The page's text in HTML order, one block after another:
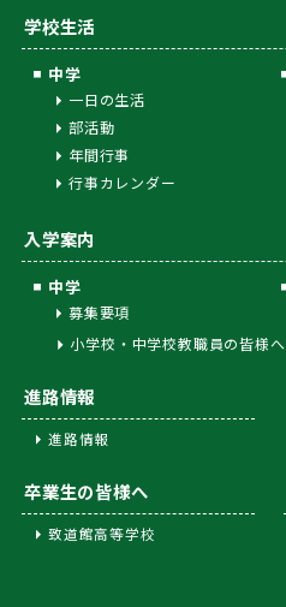
学校生活
中学
一日の生活
部活動
年間行事
行事カレンダー
入学案内
中学
募集要項
小学校・中学校教職員の皆様へ
進路情報
進路情報
卒業生の皆様へ
致道館高等学校